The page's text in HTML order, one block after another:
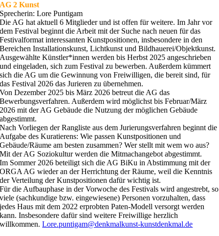
AG 2 Kunst
Sprecherin: Lore Puntigam
Die AG hat aktuell 6 Mitglieder und ist offen für weitere. Im Jahr vor
dem Festival beginnt die Arbeit mit der Suche nach neuen für das
Festivalformat interessanten Kunstpositionen, insbesondere in den
Bereichen Installationskunst, Lichtkunst und Bildhauerei/Objektkunst.
Ausgewählte Künstler*innen werden bis Herbst 2025 angeschrieben
und eingeladen, sich zum Festival zu bewerben. Außerdem kümmert
sich die AG um die Gewinnung von Freiwilligen, die bereit sind, für
das Festival 2026 das Jurieren zu übernehmen.
Von Dezember 2025 bis März 2026 betreut die AG das
Bewerbungsverfahren. Außerdem wird möglichst bis Februar/März
2026 mit der AG Gebäude die Nutzung der möglichen Gebäude
abgestimmt.
Nach Vorliegen der Rangliste aus dem Jurierungsverfahren beginnt die
Aufgabe des Kuratierens: Wie passen Kunstpositionen und
Gebäude/Räume am besten zusammen? Wer stellt mit wem wo aus?
Mit der AG Soziokultur werden die Mitmachangebot abgestimmt.
Im Sommer 2026 beteiligt sich die AG BiKu in Abstimmung mit der
ORGA AG wieder an der Herrichtung der Räume, weil die Kenntnis
der Verteilung der Kunstpositionen dafür wichtig ist.
Für die Aufbauphase in der Vorwoche des Festivals wird angestrebt, so
viele (sachkundige bzw. eingewiesene) Personen vorzuhalten, dass
jedes Haus mit dem 2022 erprobten Paten-Modell versorgt werden
kann. Insbesondere dafür sind weitere Freiwillige herzlich
willkommen.Lore.puntigam@denkmalkunst-kunstdenkmal.de